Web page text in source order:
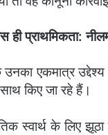
ही प्राथमिकता:
एकमात्र उद्देश्य
किए जा रहे हैं।
स्वार्थ के लिए